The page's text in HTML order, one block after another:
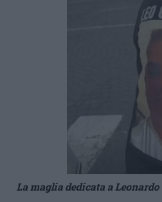
La maglia dedicata a Leonardo